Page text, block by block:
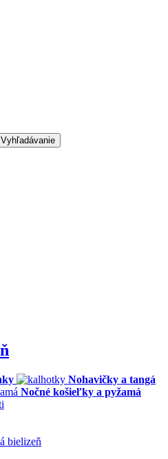
Vyhľadávanie
Nohavičky a tangá
Nočné košieľky a pyžamá
bielizeň